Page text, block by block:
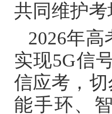
共同维护
2026年
实现5G信
信应考，
能手环、